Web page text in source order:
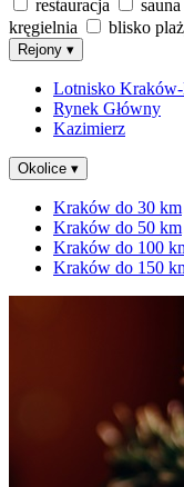
restauracja
sauna
kręgielnia
blisko
Rejony ▾
Lotnisko
Rynek Główny
Kazimierz
Okolice ▾
Kraków do 30 km
Kraków do 50 km
Kraków do 100
Kraków do 150